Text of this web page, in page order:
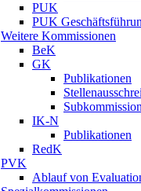
PUK
PUK
Weitere Kommissionen
BeK
GK
Publikationen
IK-N
Publikationen
RedK
PVK
Ablauf von